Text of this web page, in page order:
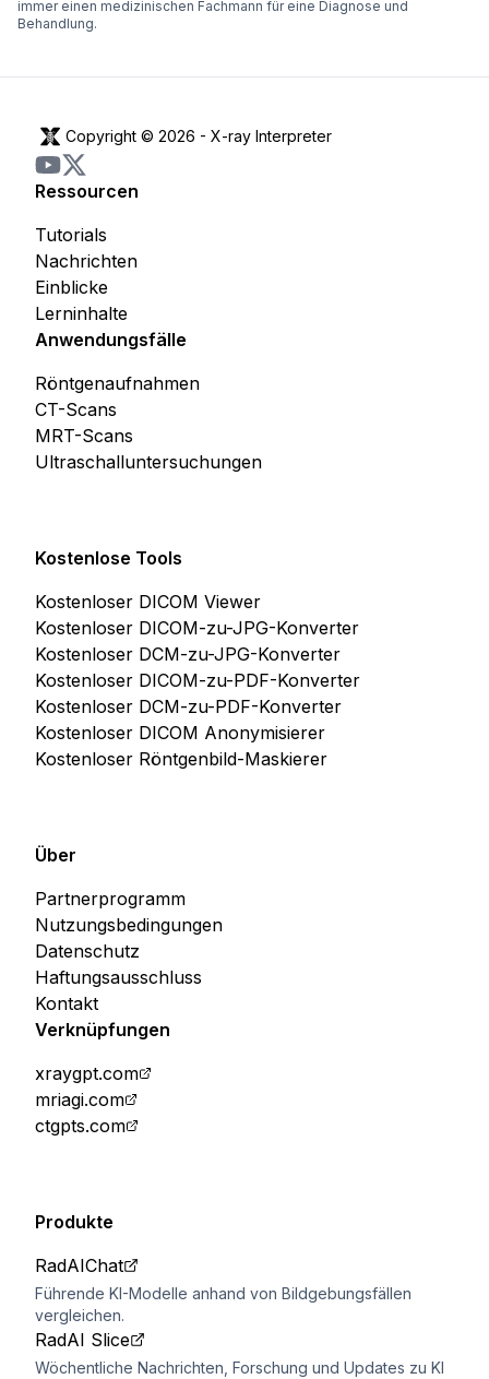
immer einen medizinischen Fachmann für eine Diagnose und
Behandlung.
Copyright © 2026 - X-ray Interpreter
Ressourcen
Einblicke
Lerninhalte
Nachrichten
Tutorials
Anwendungsfälle
CT-Scans
MRT-Scans
Ultraschalluntersuchungen
Röntgenaufnahmen
Kostenlose Tools
Kostenloser DICOM Viewer
Kostenloser DICOM-zu-JPG-Konverter
Kostenloser DCM-zu-JPG-Konverter
Kostenloser DICOM-zu-PDF-Konverter
Kostenloser DCM-zu-PDF-Konverter
Kostenloser DICOM Anonymisierer
Kostenloser Röntgenbild-Maskierer
Über
Partnerprogramm
Nutzungsbedingungen
Datenschutz
Haftungsausschluss
Kontakt
Verknüpfungen
xraygpt.com
mriagi.com
ctgpts.com
Produkte
RadAIChat
Führende KI-Modelle anhand von Bildgebungsfällen
vergleichen.
RadAI Slice
Wöchentliche Nachrichten, Forschung und Updates zu KI